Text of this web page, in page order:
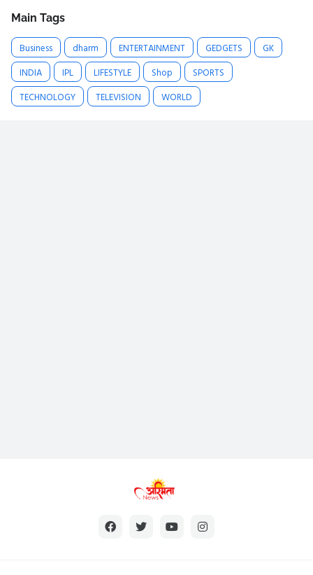
Main Tags
Business dharm ENTERTAINMENT GEDGETS
GK
INDIA
IPL LIFESTYLE Shop
SPORTS
TECHNOLOGY
TELEVISION WORLD